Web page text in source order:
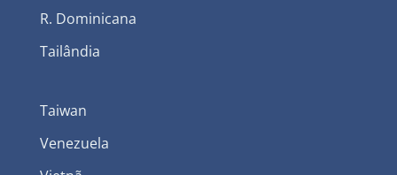
R. Dominicana
Tailândia
Taiwan
Venezuela